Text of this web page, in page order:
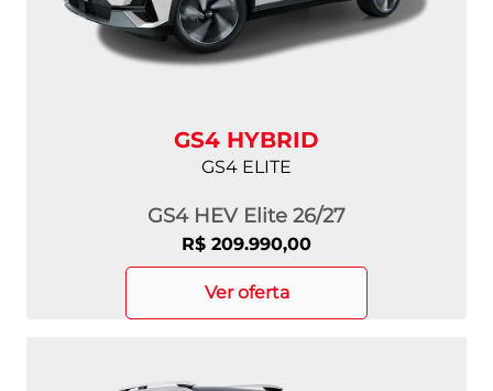
GS4 HYBRID
GS4 ELITE
GS4 HEV Elite 26/27
R$ 209.990,00
ver oferta